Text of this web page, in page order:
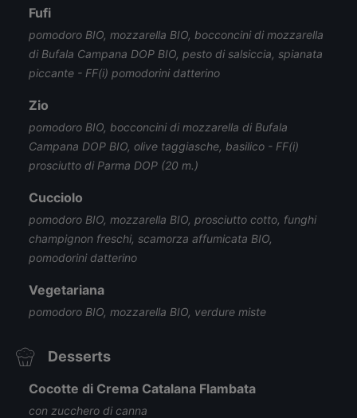
Fufi
pomodoro BIO, mozzarella BIO, bocconcini di mozzarella
di Bufala Campana DOP BIO, pesto di salsiccia, spianata
piccante - FF(i) pomodorini datterino
Zio
pomodoro BIO, bocconcini di mozzarella di Bufala
Campana DOP BIO, olive taggiasche, basilico - FF(i)
prosciutto di Parma DOP (20 m.)
Cucciolo
pomodoro BIO, mozzarella BIO, prosciutto cotto, funghi
champignon freschi, scamorza affumicata BIO,
pomodorini datterino
Vegetariana
pomodoro BIO, mozzarella BIO, verdure miste
Desserts
Cocotte di Crema Catalana Flambata
con zucchero di canna